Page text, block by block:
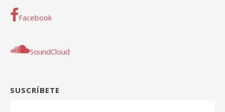
Facebook
SoundCloud
SUSCRÍBETE